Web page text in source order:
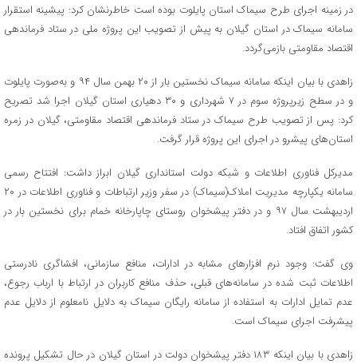
در زمینه اجرای طرح سیماک استان پایلوت بوده است خاطرنشان کرد: پیشینه استقرار
سامانه سیماک در استان گیلان به پیش از تصویب این پروژه ملی در ستاد فرماندهی
اقتصاد مقاومتی بازمی‌گردد.
زاهدی با بیان اینکه سامانه سیماک نخستین بار از ۲۰ بهمن سال ۹۴ و به‌صورت پایلوت
و در سطح زیرپروژه سوم در ۷ شهرداری و ۳۰ دهیاری استان گیلان اجرا شد تصریح
کرد: پس از تصویب طرح سیماک در ستاد فرماندهی اقتصاد مقاومتی، گیلان در زمره
استان‌های پیشرو در اجرای این پروژه قرار گرفت.
مدیرکل فناوری اطلاعات و شبکه دولت استانداری گیلان ابراز داشت: افتتاح رسمی
سامانه یکپارچه مدیریت املاک(سیماک) در سفر وزیر ارتباطات و فناوری اطلاعات در ۲۰
اردیبهشت سال ۹۷ و در دفتر پیشخوان روستای چاپارخانه خمام برای نخستین بار در
کشور اتفاق افتاد.
وی گفت: وجود نرم‌ افزارهای مشابه در ادارات، منافع سازمانی، افشاگری نادرستی
اطلاعات ثبت شده در سامانه‌های قبلی، حذف منافع کاربران در ارتباط با ارباب رجوع،
عدم تمایل ادارات به استفاده از سامانه رایگان سیماک به دلایل نامعلوم از دلایل عدم
پیشرفت اجرای سیماک است.
زاهدی با بیان اینکه ۱۸۳ دفتر پیشخوان دولت در استان گیلان در حال تشکیل پرونده